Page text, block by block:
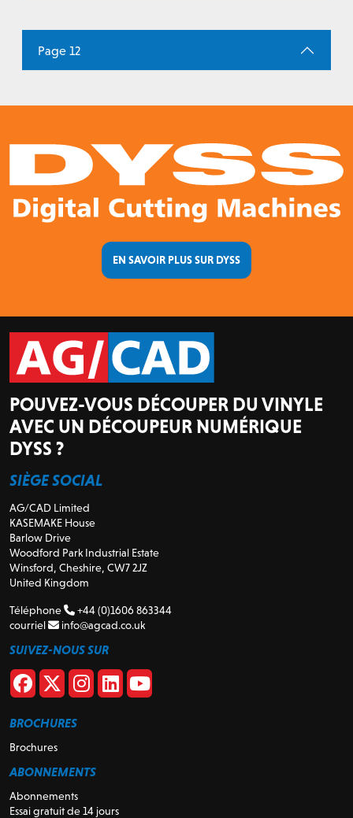
Page 12
EN SAVOIR PLUS SUR DYSS
POUVEZ-VOUS DÉCOUPER DU VINYLE
AVEC UN DÉCOUPEUR NUMÉRIQUE
DYSS ?
SIÈGE SOCIAL
AG/CAD Limited
KASEMAKE House
Barlow Drive
Woodford Park Industrial Estate
Winsford, Cheshire, CW7 2JZ
United Kingdom
Téléphone
+44 (0)1606 863344
courriel
info@agcad.co.uk
SUIVEZ-NOUS SUR
BROCHURES
Brochures
ABONNEMENTS
Abonnements
Essai gratuit de 14 jours